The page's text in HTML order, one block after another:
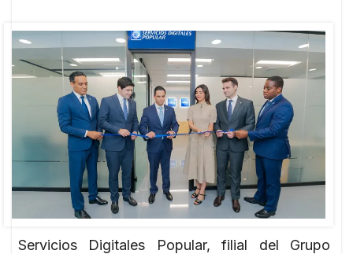
Servicios Digitales Popular, filial del Grupo